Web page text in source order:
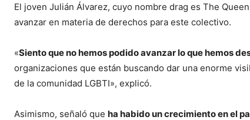
El joven Julián Álvarez, cuyo nombre drag es The
avanzar en materia de derechos para este colectivo.
«Siento que no hemos podido avanzar lo que hemos
organizaciones que están buscando dar una enorme
de la comunidad LGBTI», explicó.
Asimismo, señaló que ha habido un crecimiento en el